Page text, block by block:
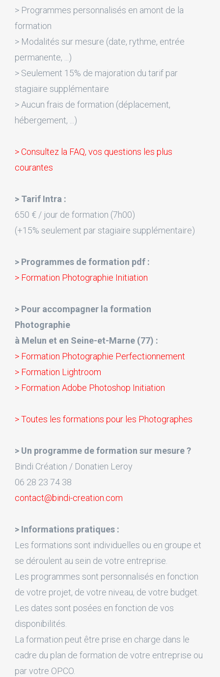
> Programmes personnalisés en amont de la
formation
> Modalités sur mesure (date, rythme, entrée
permanente, ...)
> Seulement 15% de majoration du tarif par
stagiaire supplémentaire
> Aucun frais de formation (déplacement,
hébergement, ...)
> Consultez la FAQ, vos questions les plus
courantes
> Tarif Intra :
650 € / jour de formation (7h00)
(+15% seulement par stagiaire supplémentaire)
> Programmes de formation pdf :
> Formation Photographie Initiation
> Pour accompagner la formation
Photographie
à Melun et en Seine-et-Marne (77) :
> Formation Photographie Perfectionnement
> Formation Lightroom
> Formation Adobe Photoshop Initiation
> Toutes les formations pour les Photographes
> Un programme de formation sur mesure ?
Bindi Création / Donatien Leroy
06 28 23 74 38
contact@bindi-creation.com
> Informations pratiques :
Les formations sont individuelles ou en groupe et
se déroulent au sein de votre entreprise.
Les programmes sont personnalisés en fonction
de votre projet, de votre niveau, de votre budget.
Les dates sont posées en fonction de vos
disponibilités.
La formation peut être prise en charge dans le
cadre du plan de formation de votre entreprise ou
par votre OPCO.